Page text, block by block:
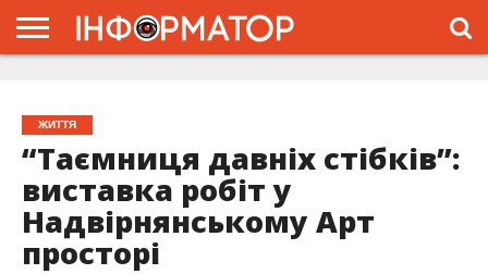
ЖИТТЯ
“Таємниця давніх стібків”:
виставка робіт у
Надвірнянському Арт
просторі